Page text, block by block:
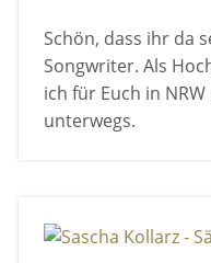
Schön, dass ihr da
Songwriter. Als
ich für Euch in
unterwegs.